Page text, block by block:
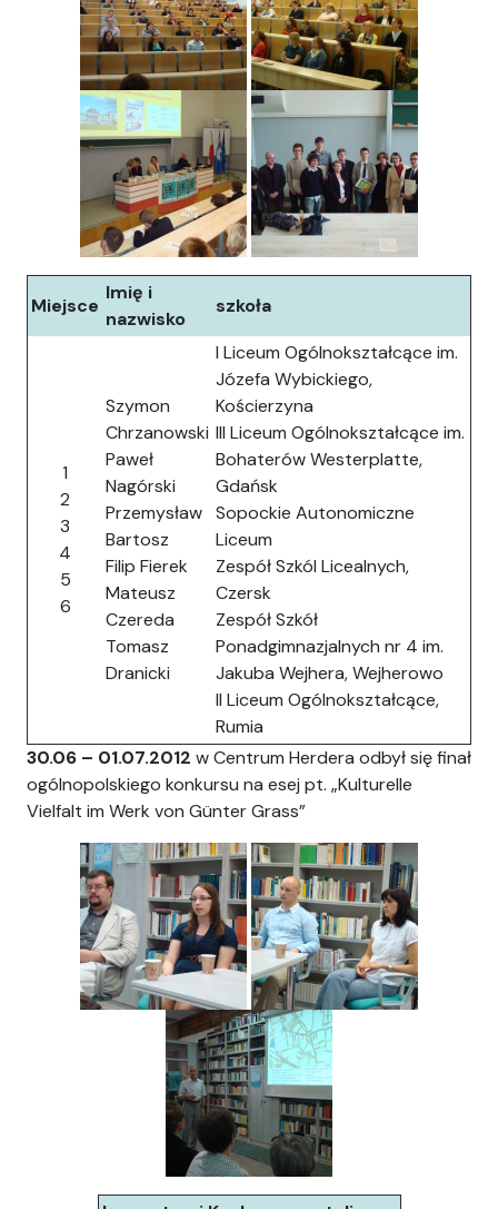
Miejsce
Imię i
nazwisko
szkoła
1
2
3
4
5
6
Szymon
Chrzanowski
Paweł
Nagórski
Przemysław
Bartosz
Filip Fierek
Mateusz
Czereda
Tomasz
Dranicki
I Liceum Ogólnokształcące im.
Józefa Wybickiego,
Kościerzyna
III Liceum Ogólnokształcące im.
Bohaterów Westerplatte,
Gdańsk
Sopockie Autonomiczne
Liceum
Zespół Szkól Licealnych,
Czersk
Zespół Szkół
Ponadgimnazjalnych nr 4 im.
Jakuba Wejhera, Wejherowo
II Liceum Ogólnokształcące,
Rumia
30.06 – 01.07.2012 w Centrum Herdera odbył się finał
ogólnopolskiego konkursu na esej pt. „Kulturelle
Vielfalt im Werk von Günter Grass”